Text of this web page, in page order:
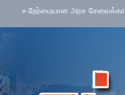
நேர்மையான அரச சேவைக்கான